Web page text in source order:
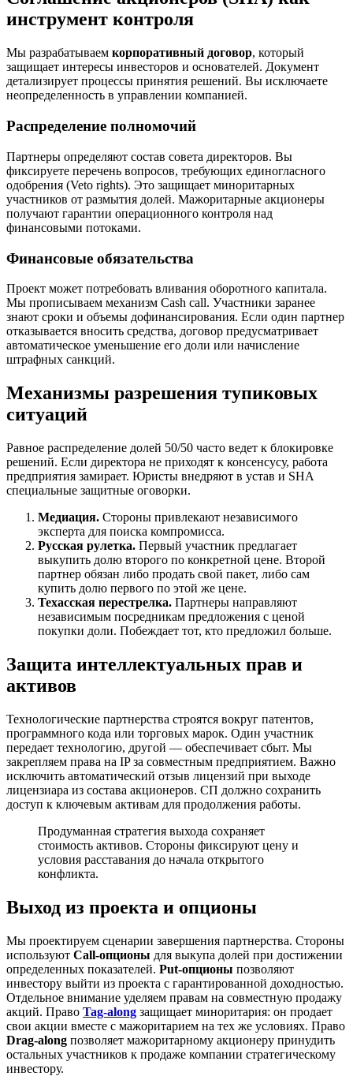
инструмент контроля
Мы разрабатываем корпоративный договор, который
защищает интересы инвесторов и основателей. Документ
детализирует процессы принятия решений. Вы исключаете
неопределенность в управлении компанией.
Распределение полномочий
Партнеры определяют состав совета директоров. Вы
фиксируете перечень вопросов, требующих единогласного
одобрения (Veto rights). Это защищает миноритарных
участников от размытия долей. Мажоритарные акционеры
получают гарантии операционного контроля над
финансовыми потоками.
Финансовые обязательства
Проект может потребовать вливания оборотного капитала.
Мы прописываем механизм Cash call. Участники заранее
знают сроки и объемы дофинансирования. Если один партнер
отказывается вносить средства, договор предусматривает
автоматическое уменьшение его доли или начисление
штрафных санкций.
Механизмы разрешения тупиковых
ситуаций
Равное распределение долей 50/50 часто ведет к блокировке
решений. Если директора не приходят к консенсусу, работа
предприятия замирает. Юристы внедряют в устав и SHA
специальные защитные оговорки.
Медиация. Стороны привлекают независимого
эксперта для поиска компромисса.
Русская рулетка. Первый участник предлагает
выкупить долю второго по конкретной цене. Второй
партнер обязан либо продать свой пакет, либо сам
купить долю первого по этой же цене.
Техасская перестрелка. Партнеры направляют
независимым посредникам предложения с ценой
покупки доли. Побеждает тот, кто предложил больше.
Защита интеллектуальных прав и
активов
Технологические партнерства строятся вокруг патентов,
программного кода или торговых марок. Один участник
передает технологию, другой — обеспечивает сбыт. Мы
закрепляем права на IP за совместным предприятием. Важно
исключить автоматический отзыв лицензий при выходе
лицензиара из состава акционеров. СП должно сохранить
доступ к ключевым активам для продолжения работы.
Продуманная стратегия выхода сохраняет
стоимость активов. Стороны фиксируют цену и
условия расставания до начала открытого
конфликта.
Выход из проекта и опционы
Мы проектируем сценарии завершения партнерства. Стороны
используют Call-опционы для выкупа долей при достижении
определенных показателей. Put-опционы позволяют
инвестору выйти из проекта с гарантированной доходностью.
Отдельное внимание уделяем правам на совместную продажу
акций. Право Tag-along защищает миноритария: он продает
свои акции вместе с мажоритарием на тех же условиях. Право
Drag-along позволяет мажоритарному акционеру принудить
остальных участников к продаже компании стратегическому
инвестору.